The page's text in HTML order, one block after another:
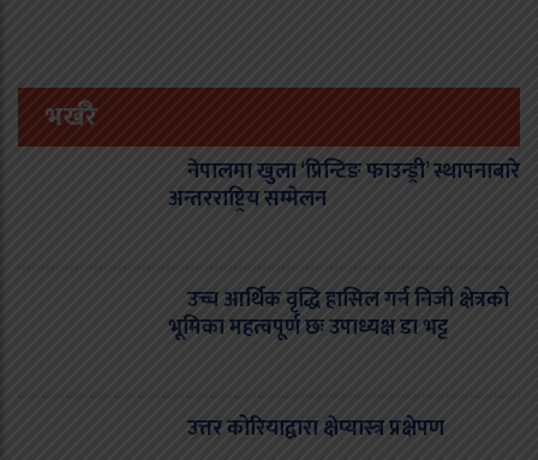
भर्खरै
नेपालमा खुला ‘प्रिन्टिङ फाउन्ड्री’ स्थापनाबारे
अन्तरराष्ट्रिय सम्मेलन
उच्च आर्थिक वृद्धि हासिल गर्न निजी क्षेत्रको
भूमिका महत्वपूर्ण छः उपाध्यक्ष डा भट्ट
उत्तर कोरियाद्वारा क्षेप्यास्त्र प्रक्षेपण